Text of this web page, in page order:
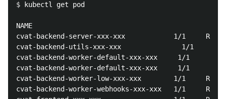
$ kubectl get pod
NAME                                            READY
cvat-backend-server-xxx-xxx            1/1
cvat-backend-utils-xxx-xxx               1/1
cvat-backend-worker-default-xxx-xxx     1/1
cvat-backend-worker-default-xxx-xxx     1/1
cvat-backend-worker-low-xxx-xxx        1/1
cvat-backend-worker-webhooks-xxx-xxx   1/1